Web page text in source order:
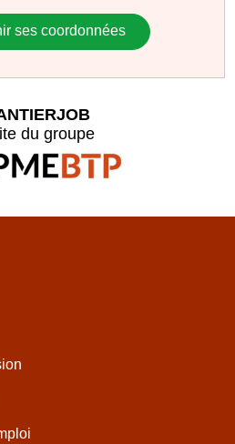
ses coordonnées
du groupe